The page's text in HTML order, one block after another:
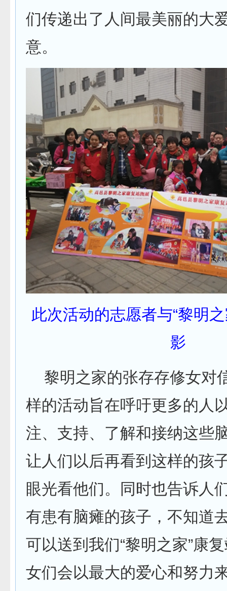
们传递出了人间最美丽的大
意。
此次活动的志愿者与“黎明
影
黎明之家的张存存修女对
样的活动旨在呼吁更多的人
注、支持、了解和接纳这些
让人们以后再看到这样的孩
眼光看他们。同时也告诉人
有患有脑瘫的孩子，不知道
可以送到我们“黎明之家”康
女们会以最大的爱心和努力